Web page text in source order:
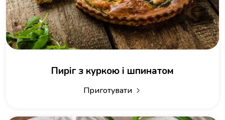
Пиріг з куркою і шпинатом
Приготувати